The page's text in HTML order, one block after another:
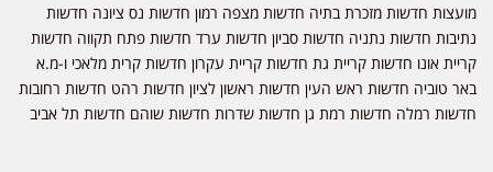
מועצות חדשות מזכרת בתיה חדשות מצפה רמון חדשות נס ציונה חדשות
נתיבות חדשות נתניה חדשות סביון חדשות ערד חדשות פתח תקווה חדשות
קריית אונו חדשות קריית גת חדשות קריית עקרון חדשות קרית מלאכי ו-מ.א
באר טוביה חדשות ראש העין חדשות ראשון לציון חדשות רהט חדשות רחובות
חדשות רמלה חדשות רמת גן חדשות שדרות חדשות שוהם חדשות תל אביב